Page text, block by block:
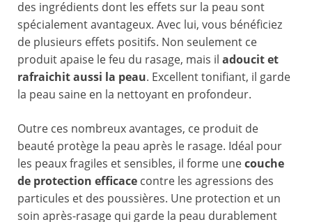
des ingrédients dont les effets sur la peau sont
spécialement avantageux. Avec lui, vous bénéficiez
de plusieurs effets positifs. Non seulement ce
produit apaise le feu du rasage, mais il adoucit et
rafraichit aussi la peau. Excellent tonifiant, il garde
la peau saine en la nettoyant en profondeur.
Outre ces nombreux avantages, ce produit de
beauté protège la peau après le rasage. Idéal pour
les peaux fragiles et sensibles, il forme unecouche
de protection efficace contre les agressions des
particules et des poussières. Une protection et un
soin après-rasage qui garde la peau durablement